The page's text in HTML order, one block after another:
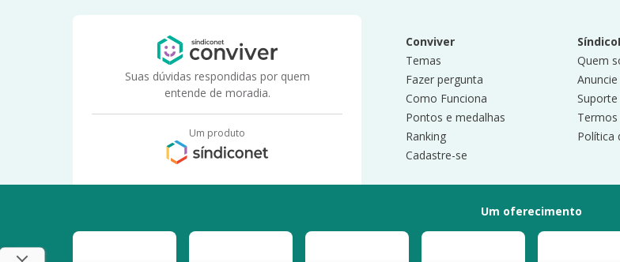
Suas dúvidas respondidas por quem
entende de moradia.
Um produto
Conviver
Temas
Fazer pergunta
Como Funciona
Pontos e medalhas
Ranking
Cadastre-se
Quem
Anuncie
Política
Um oferecimento